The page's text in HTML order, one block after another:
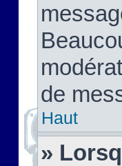
de
Haut
»